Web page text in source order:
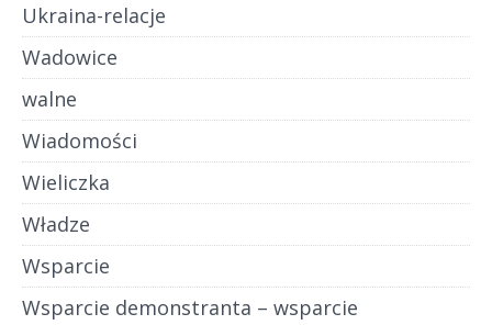
Ukraina-relacje
Wadowice
walne
Wiadomości
Wieliczka
Władze
Wsparcie
Wsparcie demonstranta – wsparcie